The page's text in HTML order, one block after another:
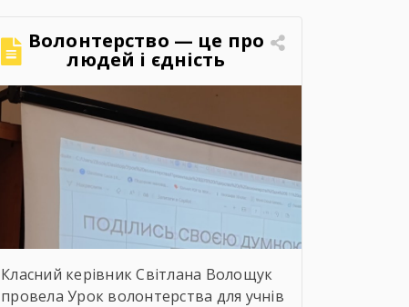
господарства Чортківського
району».Дослідження виконане під
вирізняється актуальністю теми,
ґрунтовним аналізом та прагненням
осмислити сучасні виклики й
перспективи розвитку аграрної
сфери Чортківського […]
Волонтерство — це про
людей і єдність
Класний керівник Світлана Волощук
провела Урок волонтерства для учнів